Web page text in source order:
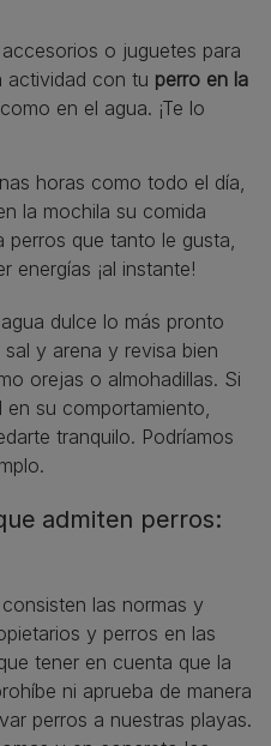
o juguetes para
actividad con tu perro en la
en el agua. ¡Te lo
horas como todo el día,
la mochila su comida
que tanto le gusta,
energías ¡al instante!
dulce lo más pronto
y arena y revisa bien
orejas o almohadillas. Si
su comportamiento,
tranquilo. Podríamos
admiten perros:
las normas y
y perros en las
tener en cuenta que la
ni aprueba de manera
perros a nuestras playas.